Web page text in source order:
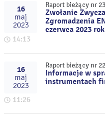
16
maj
2023
14:13
Raport bieżący nr
Zwołanie
Zgromadzenia
czerwca 2023
16
maj
2023
11:26
Raport bieżący nr
Informacje w
instrumentach